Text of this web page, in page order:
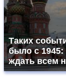
Таких
было с 1945:
ждать всем